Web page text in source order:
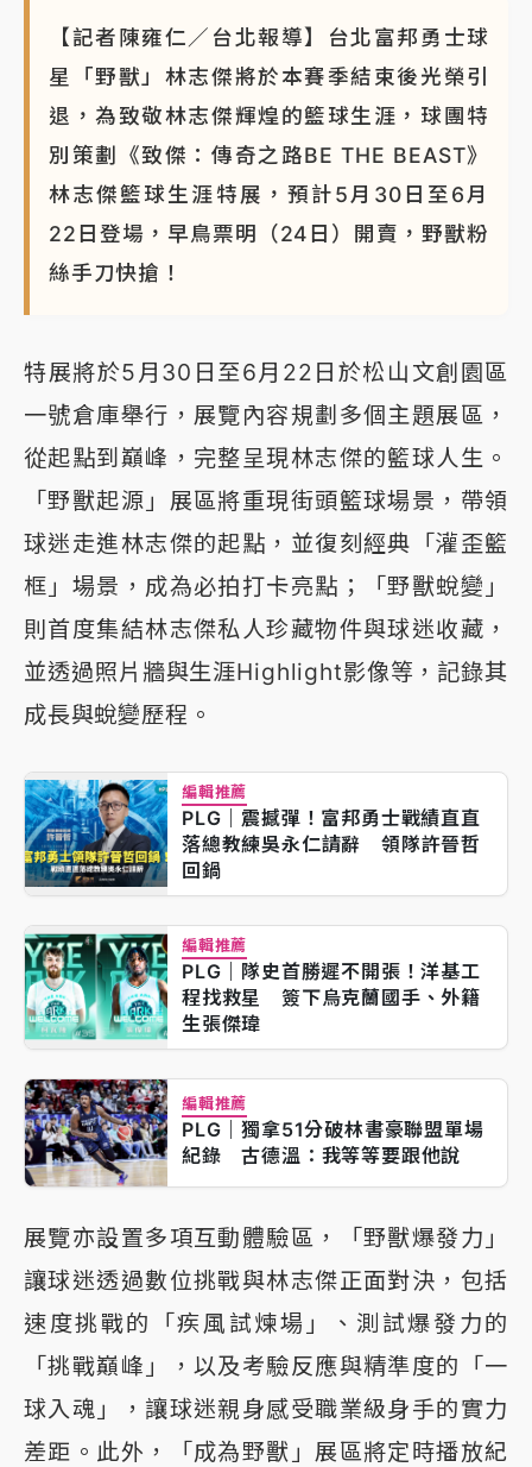
【記者陳雍仁／台北報導】台北富邦勇士球
星「野獸」林志傑將於本賽季結束後光榮引
退，為致敬林志傑輝煌的籃球生涯，球團特
別策劃《致傑：傳奇之路BE THE BEAST》
林志傑籃球生涯特展，預計5月30日至6月
22日登場，早鳥票明（24日）開賣，野獸粉
絲手刀快搶！
特展將於5月30日至6月22日於松山文創園區
一號倉庫舉行，展覽內容規劃多個主題展區，
從起點到巔峰，完整呈現林志傑的籃球人生。
「野獸起源」展區將重現街頭籃球場景，帶領
球迷走進林志傑的起點，並復刻經典「灌歪籃
框」場景，成為必拍打卡亮點；「野獸蛻變」
則首度集結林志傑私人珍藏物件與球迷收藏，
並透過照片牆與生涯Highlight影像等，記錄其
成長與蛻變歷程。
編輯推薦
PLG｜震撼彈！富邦勇士戰績直直
落總教練吳永仁請辭 領隊許晉哲
回鍋
編輯推薦
PLG｜隊史首勝遲不開張！洋基工
程找救星 簽下烏克蘭國手、外籍
生張傑瑋
編輯推薦
PLG｜獨拿51分破林書豪聯盟單場
紀錄 古德溫：我等等要跟他說
展覽亦設置多項互動體驗區，「野獸爆發力」
讓球迷透過數位挑戰與林志傑正面對決，包括
速度挑戰的「疾風試煉場」、測試爆發力的
「挑戰巔峰」，以及考驗反應與精準度的「一
球入魂」，讓球迷親身感受職業級身手的實力
差距。此外，「成為野獸」展區將定時播放紀